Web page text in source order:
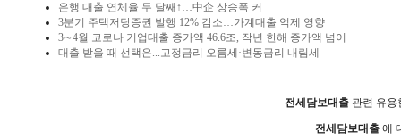
은행 대출 연체율 두 달째↑…中企 상승폭 커
3분기 주택저당증권 발행 12% 감소…가계대출 억제 영향
3∼4월 코로나 기업대출 증가액 46.6조, 작년 한해 증가액 넘어
대출 받을 때 선택은...고정금리 오름세·변동금리 내림세
전세담보대출 관련 유용
전세담보대출 에